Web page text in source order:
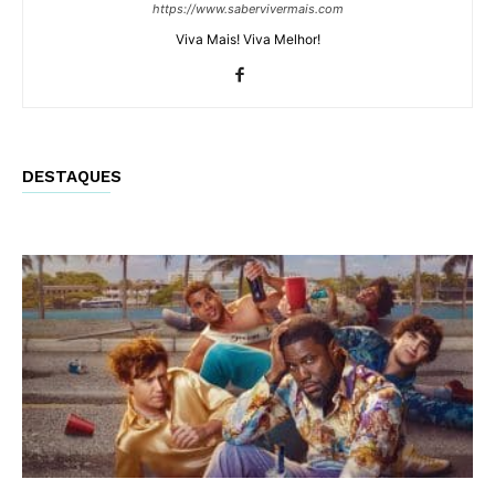
https://www.sabervivermais.com
Viva Mais! Viva Melhor!
DESTAQUES